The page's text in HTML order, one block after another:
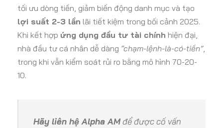
tối ưu dòng tiền, giảm biến động danh mục và tạo
lợi suất 2-3 lần lãi tiết kiệm trong bối cảnh 2025.
Khi kết hợp ứng dụng đầu tư tài chính hiện đại,
nhà đầu tư cá nhân dễ dàng “chạm-lệnh-là-có-tiền”,
trong khi vẫn kiểm soát rủi ro bằng mô hình 70-20-
10.
Hãy liên hệ Alpha AMđể được cố vấn